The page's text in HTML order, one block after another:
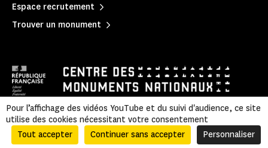
Espace recrutement
Trouver un monument
Mentions légales Politique de confidentialité
|
Informations légales et administratives
| Accessibilité | Plan du site
Pour l’affichage des vidéos YouTube et du suivi d'audience, ce site
utilise des cookies nécessitant votre consentement
Tout accepter
Continuer sans accepter Personnaliser